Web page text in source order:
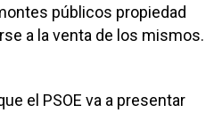
públicos propiedad
a la venta de los mismos.
el PSOE va a presentar